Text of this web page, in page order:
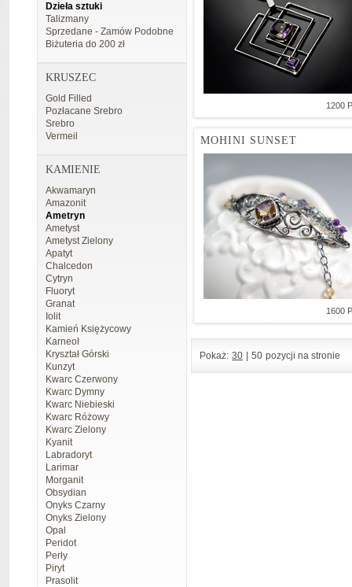
Dzieła sztuki
Talizmany
Sprzedane - Zamów Podobne
Biżuteria do 200 zł
KRUSZEC
Gold Filled
Pozłacane Srebro
Srebro
Vermeil
KAMIENIE
Akwamaryn
Amazonit
Ametryn
Ametyst
Ametyst Zielony
Apatyt
Chalcedon
Cytryn
Fluoryt
Granat
Iolit
Kamień Księżycowy
Karneol
Kryształ Górski
Kunzyt
Kwarc Czerwony
Kwarc Dymny
Kwarc Niebieski
Kwarc Różowy
Kwarc Zielony
Kyanit
Labradoryt
Larimar
Morganit
Obsydian
Onyks Czarny
Onyks Zielony
Opal
Peridot
Perły
Piryt
Prasolit
1200
MOHINI SUNSET
1600
Pokaż: 30 50 pozycji na stronie